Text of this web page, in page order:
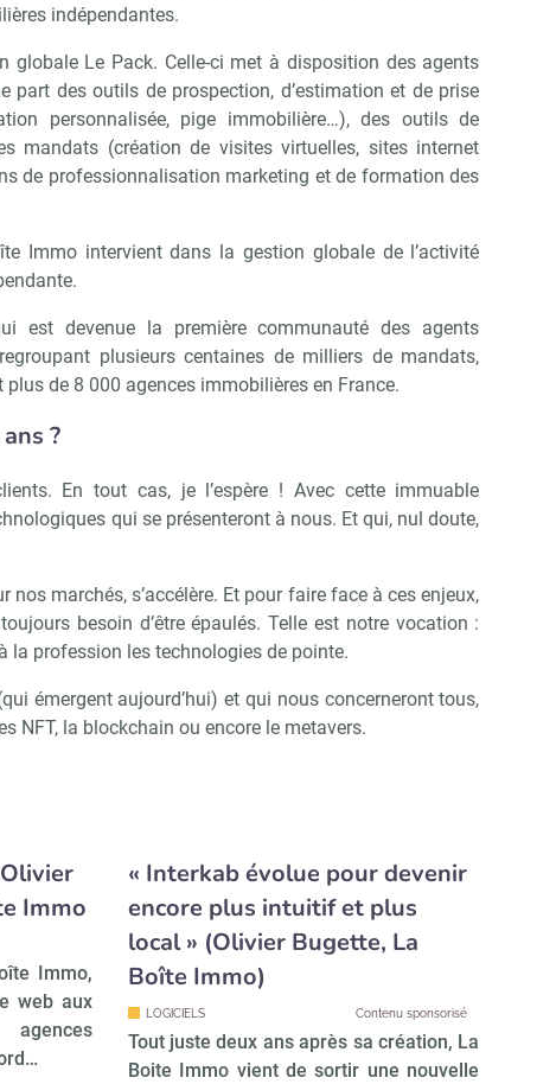
indépendantes.
globale Le Pack. Celle-ci met à disposition des agents
part des outils de prospection, d’estimation et de prise
personnalisée, pige immobilière…), des outils de
mandats (création de visites virtuelles, sites internet
de professionnalisation marketing et de formation des
Immo intervient dans la gestion globale de l’activité
est devenue la première communauté des agents
plusieurs centaines de milliers de mandats,
de 8 000 agences immobilières en France.
?
En tout cas, je l’espère ! Avec cette immuable
qui se présenteront à nous. Et qui, nul doute,
marchés, s’accélère. Et pour faire face à ces enjeux,
besoin d’être épaulés. Telle est notre vocation :
la profession les technologies de pointe.
émergent aujourd’hui) et qui nous concerneront tous,
NFT, la blockchain ou encore le metavers.
Immo
Immo,
web aux
« Interkab évolue pour devenir
encore plus intuitif et plus
local » (Olivier Bugette, La
Boîte Immo)
LOGICIELS Contenu sponsorisé
Tout juste deux ans après sa création, La
Boite Immo vient de sortir une nouvelle